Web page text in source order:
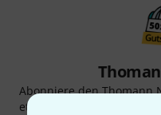
Abonniere den Thomann
etwas Glück einen von